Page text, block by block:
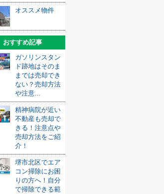
オススメ物件
おすすめ記事
ガソリンスタン
ド跡地はそのま
までは売却でき
ない？売却方法
や注意...
精神病院が近い
不動産も売却で
きる！注意点や
売却方法をご紹
介！
堺市北区でエア
コン掃除にお困
りの方へ！自分
で掃除できる範